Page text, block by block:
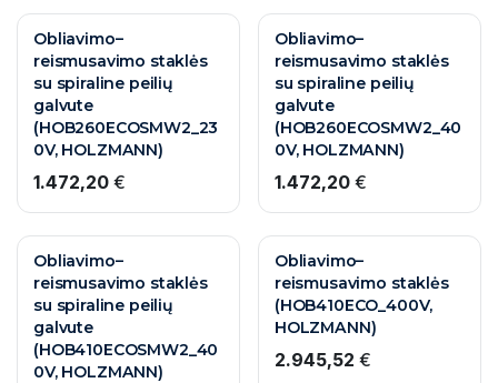
Obliavimo–
reismusavimo staklės
su spiraline peilių
galvute
(HOB260ECOSMW2_23
0V, HOLZMANN)
1.472,20 €
Obliavimo–
reismusavimo staklės
su spiraline peilių
galvute
(HOB260ECOSMW2_40
0V, HOLZMANN)
1.472,20€
Obliavimo–
reismusavimo staklės
su spiraline peilių
galvute
(HOB410ECOSMW2_40
0V, HOLZMANN)
Obliavimo–
reismusavimo staklės
(HOB410ECO_400V,
HOLZMANN)
2.945,52 €